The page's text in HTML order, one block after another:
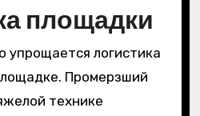
площадки
упрощается логистика
Промерзший
технике